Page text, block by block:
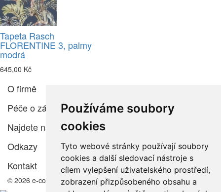
Používáme soubory
cookies
Tyto webové stránky používají soubory
cookies a další sledovací nástroje s
cílem vylepšení uživatelského prostředí,
zobrazení přizpůsobeného obsahu a
Tapeta Rasch
FLORENTINE 3, palmy
modrá
645,00 Kč
O firmě
Péče o zákazníka
Najdete nás
Odkazy
Kontakt
© 2026 e-color.cz